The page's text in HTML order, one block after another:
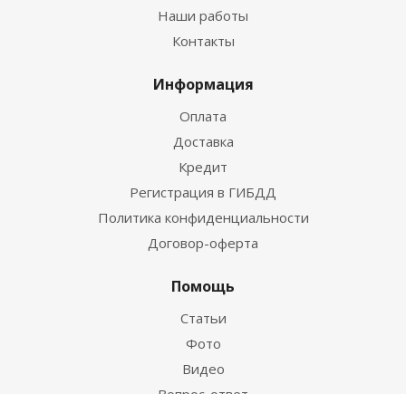
Наши работы
Контакты
Информация
Оплата
Доставка
Кредит
Регистрация в ГИБДД
Политика конфиденциальности
Договор-оферта
Помощь
Статьи
Фото
Видео